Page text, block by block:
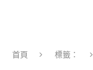
首頁 標籤：